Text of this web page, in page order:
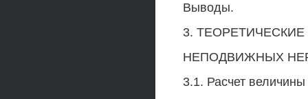
Выводы.
3.
НЕПОДВИЖНЫХ
3.1. Расчет